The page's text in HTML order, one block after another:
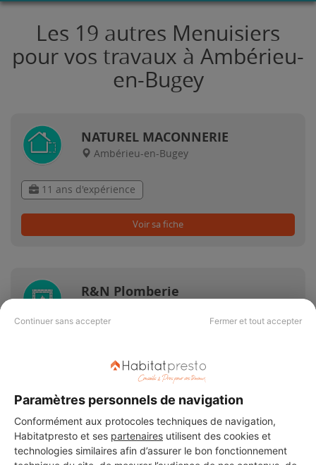
Continuer sans accepter Fermer et tout accepter
Paramètres personnels de navigation
Conformément aux protocoles techniques de navigation,
Habitatpresto et ses partenaires utilisent des cookies et
technologies similaires afin d’assurer le bon fonctionnement
Les 19 autres Menuisiers
pour vos travaux à Ambérieu-
en-Bugey
NATUREL MACONNERIE
Ambérieu-en-Bugey
11 ans d'expérience
Voir sa fiche
R&N Plomberie
Voir sa fiche
RK-PLOMBERIE
Ambérieu-en-Bugey